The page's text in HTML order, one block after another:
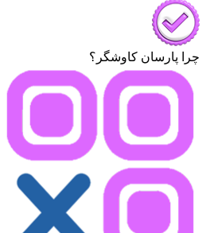
چرا پارسان کاوشگر؟